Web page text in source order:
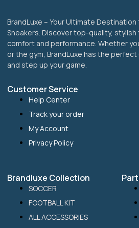
BrandLuxe – Your Ultimate Destination
Sneakers. Discover top-quality,
comfort and performance. Whether
or the gym, BrandLuxe has the
and step up your game.
Customer Service
Help Center
Track your order
My Account
Privacy Policy
Brandluxe Collection
SOCCER
FOOTBALL KIT
ALL ACCESSORIES